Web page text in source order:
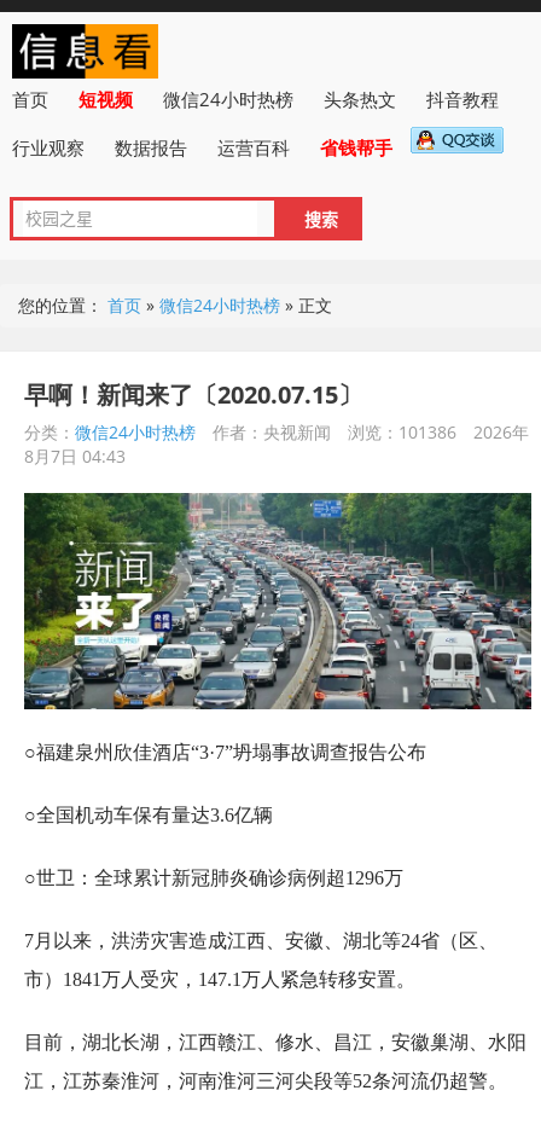
首页 短视频 微信24小时热榜 头条热文
抖音教程
行业观察
数据报告 运营百科 省钱帮手
您的位置： 首页 » 微信24小时热榜 » 正文
早啊！新闻来了〔2020.07.15〕
分类： 微信24小时热榜 作者：央视新闻 浏览：101386
2026年
8月7日 04:43
○福建泉州欣佳酒店“3·7”坍塌事故调查报告公布
○全国机动车保有量达3.6亿辆
○世卫：全球累计新冠肺炎确诊病例超1296万
7月以来，洪涝灾害造成江西、安徽、湖北等24省（区、
市）1841万人受灾，147.1万人紧急转移安置。
目前，湖北长湖，江西赣江、修水、昌江，安徽巢湖、水阳
江，江苏秦淮河，河南淮河三河尖段等52条河流仍超警。